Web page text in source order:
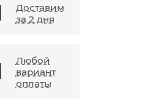
Доставим
за 2 дня
Любой
вариант
оплаты